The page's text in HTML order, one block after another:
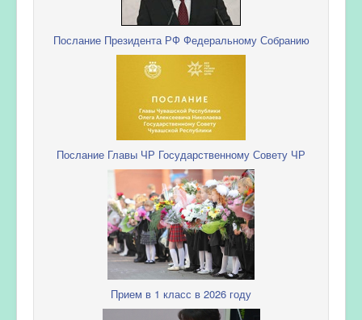
Послание Президента РФ Федеральному Собранию
Послание Главы ЧР Государственному Совету ЧР
Прием в 1 класс в 2026 году